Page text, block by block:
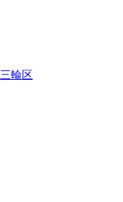
三輪区